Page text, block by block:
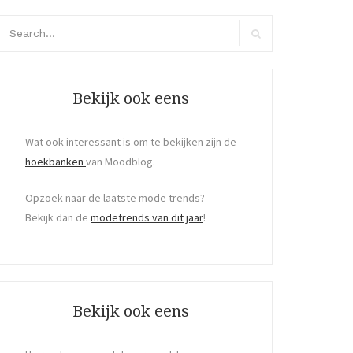
Bekijk ook eens
Wat ook interessant is om te bekijken zijn de
hoekbanken van Moodblog.
Opzoek naar de laatste mode trends?
Bekijk dan de modetrends van dit jaar!
Bekijk ook eens